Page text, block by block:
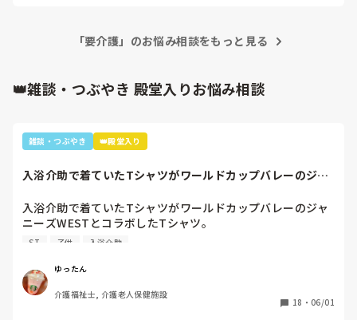
「要介護」のお悩み相談をもっと見る
👑雑談・つぶやき 殿堂入りお悩み相談
雑談・つぶやき 👑殿堂入り
入浴介助で着ていたTシャツがワールドカップバレーのジャ
入浴介助で着ていたTシャツがワールドカップバレーのジャ
ニーズWESTとコラボしたTシャツ。
暑いししんどいから、せめて好きなTシャツを着て介助しよ
別のフロアの利用者さん達で私はリフト浴の介助をしている
と「可愛いTシャツね☺️」と言われ「そうでしょ？去年のバ
レーボールの世界大会で好きなアイドル達が応援してて、グ
ST 子供 入浴介助
ゆったん
介護福祉士, 介護老人保健施設
18 ・ 06/01